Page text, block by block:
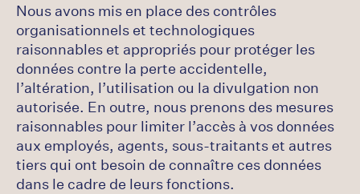
Nous avons mis en place des contrôles
organisationnels et technologiques
raisonnables et appropriés pour protéger les
données contre la perte accidentelle,
l’altération, l’utilisation ou la divulgation non
autorisée. En outre, nous prenons des mesures
raisonnables pour limiter l’accès à vos données
aux employés, agents, sous-traitants et autres
tiers qui ont besoin de connaître ces données
dans le cadre de leurs fonctions.